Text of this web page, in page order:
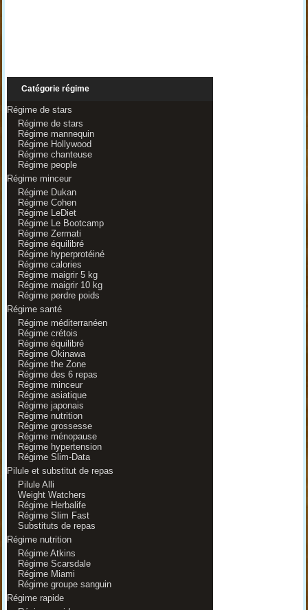
Catégorie régime
Régime de stars
Régime de stars
Régime mannequin
Régime Hollywood
Régime chanteuse
Régime people
Régime minceur
Régime Dukan
Régime Cohen
Régime LeDiet
Régime Le Bootcamp
Régime Zermati
Régime équilibré
Régime hyperprotéiné
Régime calories
Régime maigrir 5 kg
Régime maigrir 10 kg
Régime perdre poids
Régime santé
Régime méditerranéen
Régime crétois
Régime équilibré
Régime Okinawa
Régime the Zone
Régime des 6 repas
Régime minceur
Régime asiatique
Régime japonais
Régime nutrition
Régime grossesse
Régime ménopause
Régime hypertension
Régime Slim-Data
Pilule et substitut de repas
Pilule Alli
Weight Watchers
Régime Herbalife
Régime Slim Fast
Substituts de repas
Régime nutrition
Régime Atkins
Régime Scarsdale
Régime Miami
Régime groupe sanguin
Régime rapide